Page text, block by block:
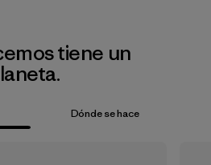
tiene un
Dónde se hace